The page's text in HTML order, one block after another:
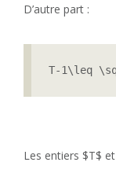
D’autre part :
T-1\leq
Les entiers $T$